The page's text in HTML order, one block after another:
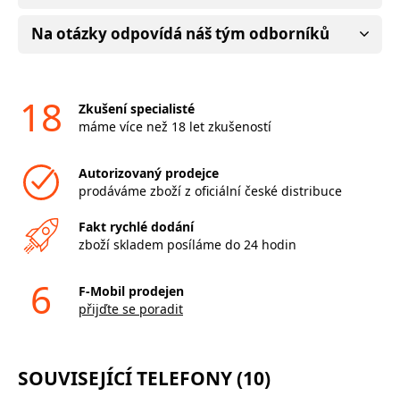
Na otázky odpovídá náš tým odborníků
18
Zkušení specialisté
máme více než 18 let zkušeností
Autorizovaný prodejce
prodáváme zboží z oficiální české distribuce
Fakt rychlé dodání
zboží skladem posíláme do 24 hodin
6
F-Mobil prodejen
přijďte se poradit
SOUVISEJÍCÍ TELEFONY (10)